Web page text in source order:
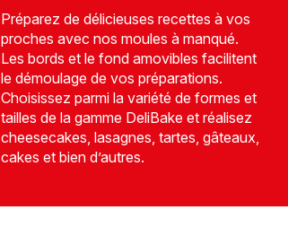
Préparez de délicieuses recettes à vos
proches avec nos moules à manqué.
Les bords et le fond amovibles facilitent
le démoulage de vos préparations.
Choisissez parmi la variété de formes et
tailles de la gamme DeliBake et réalisez
cheesecakes, lasagnes, tartes, gâteaux,
cakes et bien d’autres.